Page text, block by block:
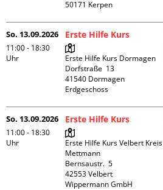
So. 13.09.2026
11:00 - 18:30
Uhr
Erste Hilfe Kurs
Erste Hilfe Kurs Dormagen
Dorfstraße  13
41540 Dormagen
Erdgeschoss
So. 13.09.2026
11:00 - 18:30
Uhr
Erste Hilfe Kurs
Erste Hilfe Kurs Velbert Kreis
Mettmann
Bernsaustr.  5
42553 Velbert
Wippermann GmbH